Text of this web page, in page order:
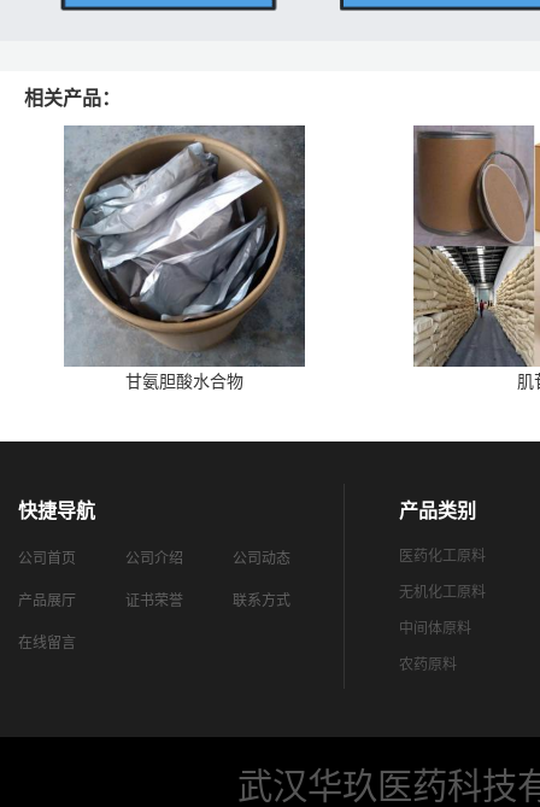
相关产品：
甘氨胆酸水合物 肌
快捷导航
公司首页 公司介绍 公司动态
产品展厅 证书荣誉 联系方式
在线留言
产品类别
医药化工原料
无机化工原料
中间体原料
农药原料
武汉华玖医药科技